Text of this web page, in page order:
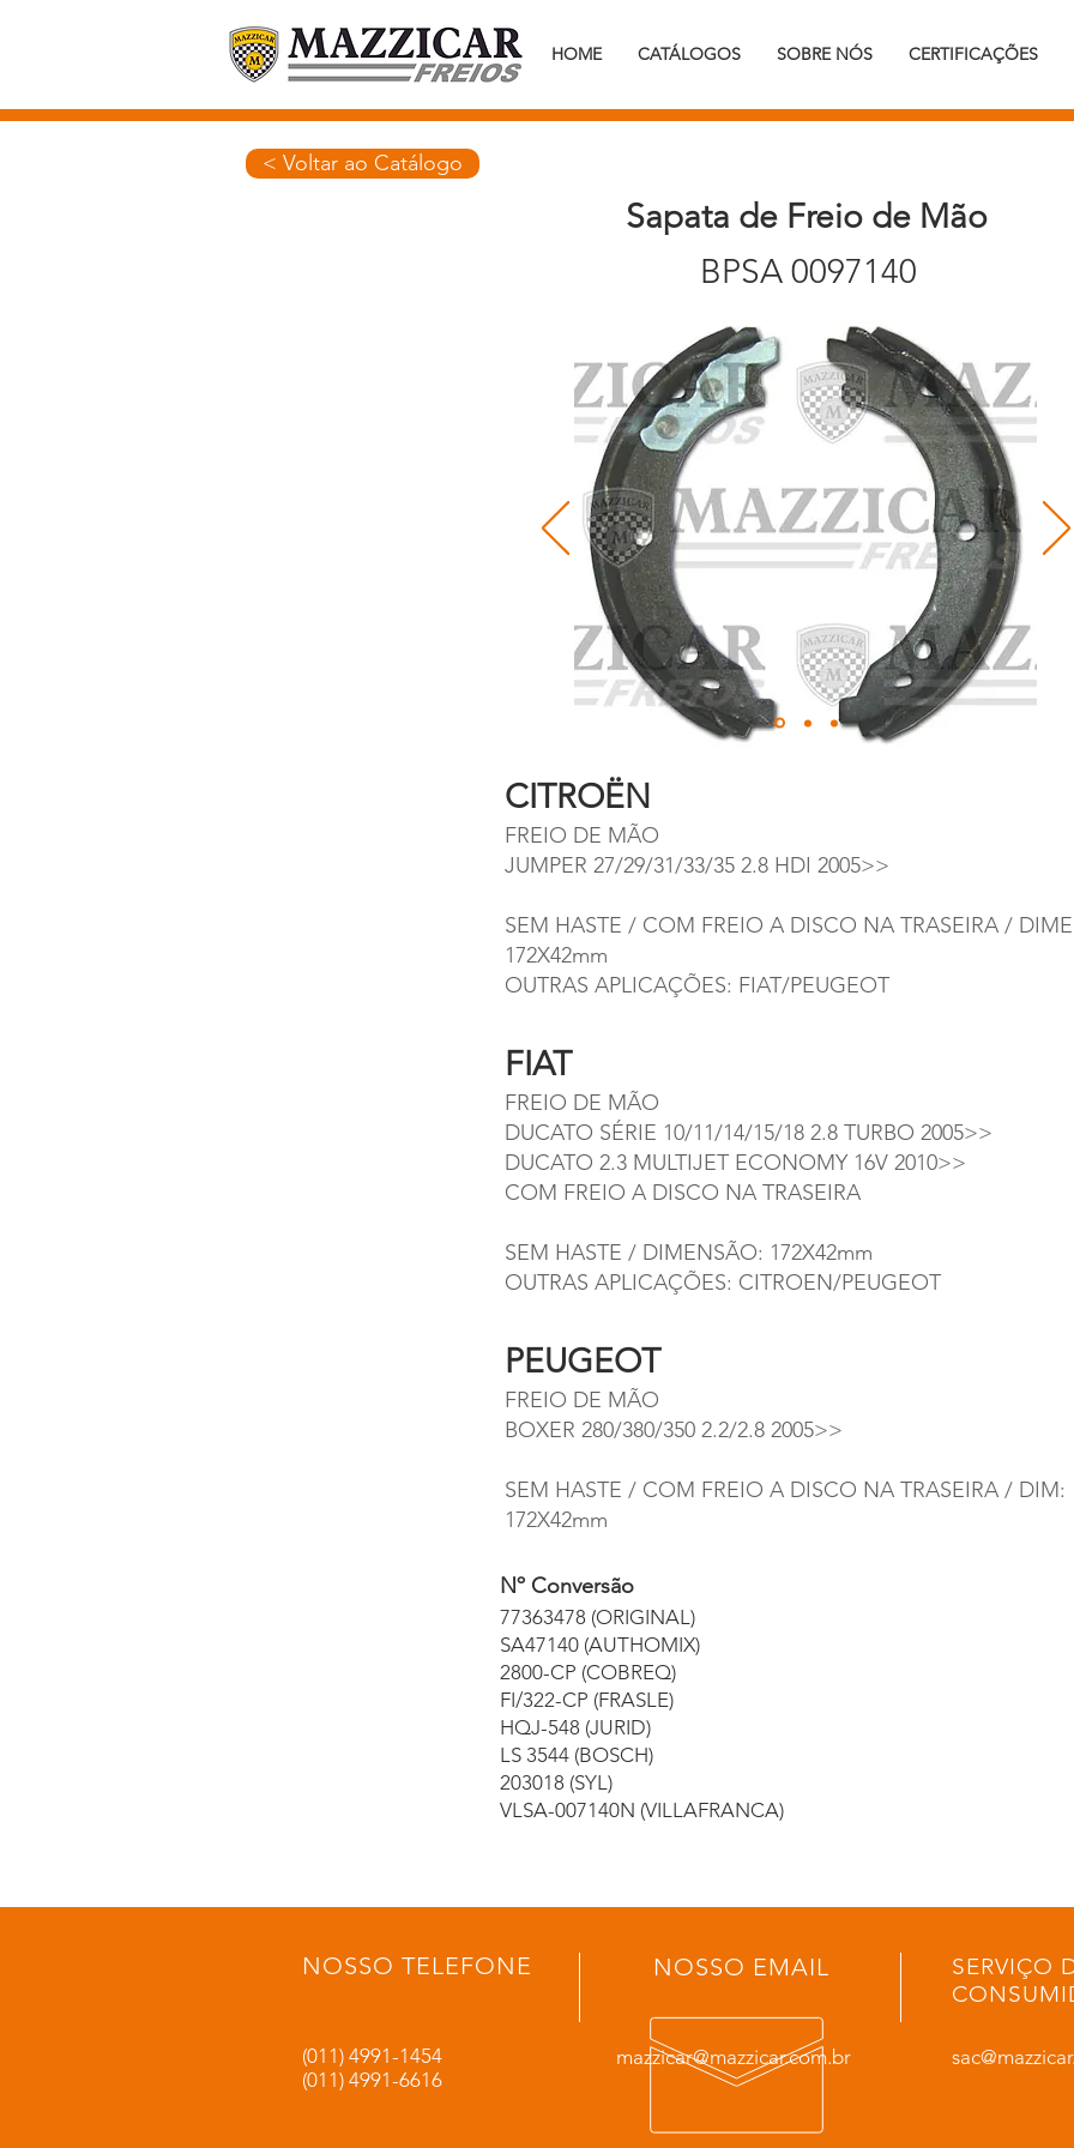
HOME CATÁLOGOS SOBRE NÓS CERTIFICAÇÕES
< Voltar ao Catálogo
Sapata de Freio de Mão
BPSA 0097140
CITROËN
FREIO DE MÃO
JUMPER 27/29/31/33/35 2.8 HDI 2005>>
SEM HASTE / COM FREIO A DISCO NA TRASEIRA /
172X42mm
OUTRAS APLICAÇÕES: FIAT/PEUGEOT
FIAT
FREIO DE MÃO
DUCATO SÉRIE 10/11/14/15/18 2.8 TURBO 2005>>
DUCATO 2.3 MULTIJET ECONOMY 16V 2010>>
COM FREIO A DISCO NA TRASEIRA
SEM HASTE / DIMENSÃO: 172X42mm
OUTRAS APLICAÇÕES: CITROEN/PEUGEOT
PEUGEOT
FREIO DE MÃO
BOXER 280/380/350 2.2/2.8 2005>>
SEM HASTE / COM FREIO A DISCO NA TRASEIRA / DIM:
172X42mm
Nº Conversão
77363478 (ORIGINAL)
SA47140 (AUTHOMIX)
2800-CP (COBREQ)
FI/322-CP (FRASLE)
HQJ-548 (JURID)
LS 3544 (BOSCH)
203018 (SYL)
VLSA-007140N (VILLAFRANCA)
NOSSO TELEFONE NOSSO EMAIL
(011) 4991-1454
(011) 4991-6616
mazzicar@mazzicar.com.br
SERVIÇO